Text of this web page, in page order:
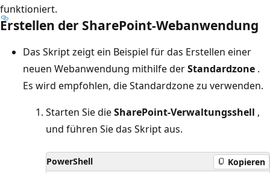
funktioniert.
Erstellen der SharePoint-Webanwendung
Das Skript zeigt ein Beispiel für das Erstellen einer
neuen Webanwendung mithilfe derStandardzone .
Es wird empfohlen, die Standardzone zu verwenden.
Starten Sie dieSharePoint-Verwaltungsshell ,
und führen Sie das Skript aus.
PowerShell Kopieren